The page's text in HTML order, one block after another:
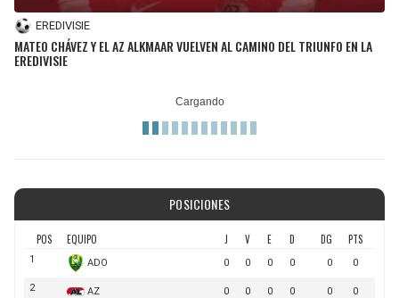
EREDIVISIE
MATEO CHÁVEZ Y EL AZ ALKMAAR VUELVEN AL CAMINO DEL TRIUNFO EN LA
EREDIVISIE